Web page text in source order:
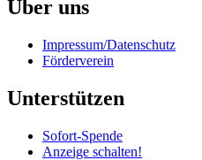
Über uns
Impressum/Datenschutz
Förderverein
Unterstützen
Sofort-Spende
Anzeige schalten!